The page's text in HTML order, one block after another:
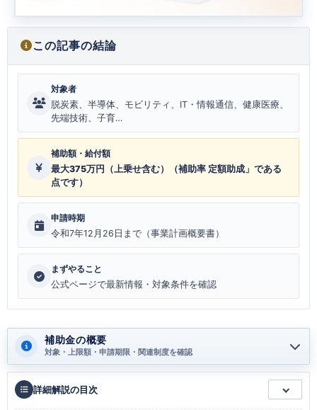
この記事の結論
対象者
脱炭素、半導体、モビリティ、IT・情報通信、健康医療、
先端技術、子育…
補助額・給付額
最大375万円（上乗せ含む）（補助率 定額助成」である
点です）
申請時期
令和7年12月26日まで（事業計画概要書）
まずやること
公式ページで最新情報・対象条件を確認
補助金の概要
対象・上限額・申請期限・関連制度を確認
詳細解説の目次